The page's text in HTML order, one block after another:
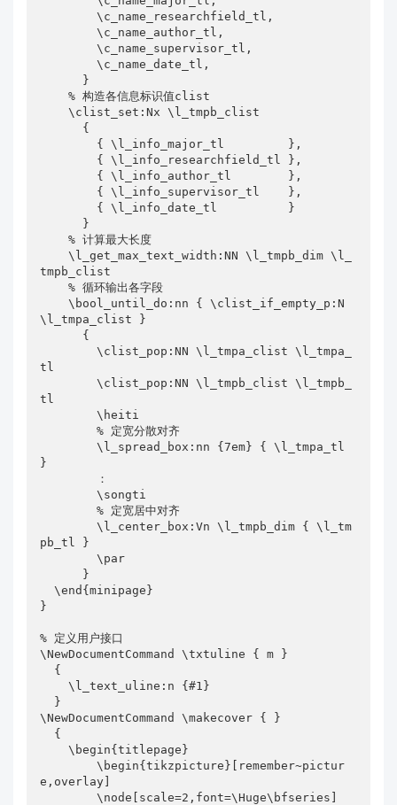
        \c_name_researchfield_tl,
        \c_name_author_tl,
        \c_name_supervisor_tl,
        \c_name_date_tl,
    % 构造各信息标识值clist
    \clist_set:Nx \l_tmpb_clist
    % 计算最大长度
    \l_get_max_text_width:NN \l_tmpb_dim \l_
tmpb_clist
    % 循环输出各字段
    \bool_until_do:nn { \clist_if_empty_p:N
\l_tmpa_clist }
        \clist_pop:NN \l_tmpa_clist \l_tmpa_
tl
        \clist_pop:NN \l_tmpb_clist \l_tmpb_
tl
        \heiti
        % 定宽分散对齐
        \l_spread_box:nn {7em} { \l_tmpa_tl
}
        \songti
        % 定宽居中对齐
        \l_center_box:Vn \l_tmpb_dim { \l_tm
pb_tl }
        \par
  \end{minipage}
}
% 定义用户接口
\NewDocumentCommand \txtuline { m }
    \l_text_uline:n {#1}
\NewDocumentCommand \makecover { }
    \begin{titlepage}
        \begin{tikzpicture}[remember~pictur
e,overlay]
        \node[scale=2,font=\Huge\bfseries]